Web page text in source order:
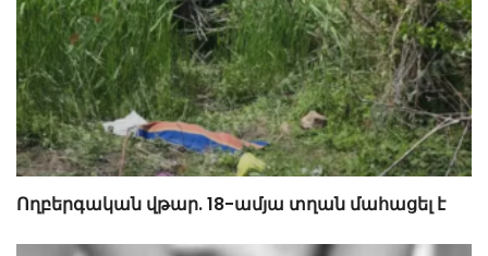
Ողբերգական վթար. 18-ամյա տղան մահացել է